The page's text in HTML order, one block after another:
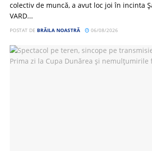
colectiv de muncă, a avut loc joi în incinta
VARD...
POSTAT DE BRĂILA NOASTRĂ 06/08/2026